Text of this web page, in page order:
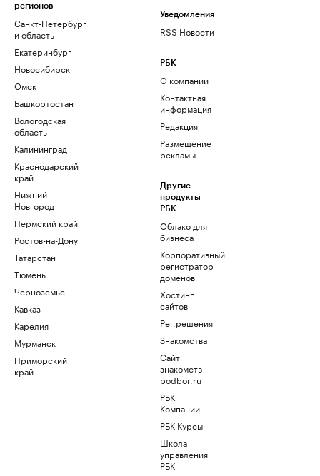
регионов
Санкт-Петербург
и область
Екатеринбург
Новосибирск
Омск
Башкортостан
Вологодская
область
Калининград
Краснодарский
край
Нижний
Новгород
Пермский край
Ростов-на-Дону
Татарстан
Тюмень
Черноземье
Кавказ
Карелия
Мурманск
Приморский
край
Уведомления
RSS Новости
РБК
О компании
Контактная
информация
Редакция
Размещение
рекламы
Другие
продукты
РБК
Облако для
бизнеса
Корпоративный
регистратор
доменов
Хостинг
сайтов
Рег.решения
Знакомства
Сайт
знакомств
podbor.ru
РБК
Компании
РБК Курсы
Школа
управления
РБК